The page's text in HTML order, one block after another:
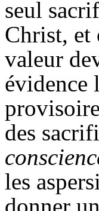
seul
Christ, et
valeur
évidence
des
les